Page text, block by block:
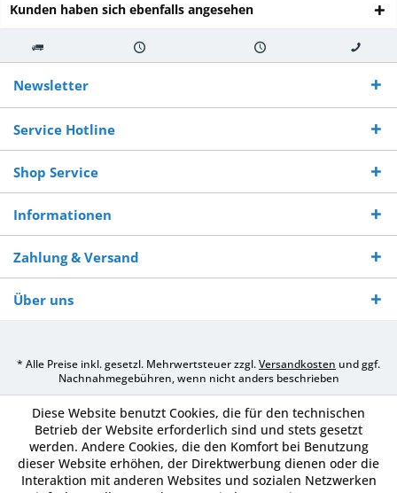
Kunden haben sich ebenfalls angesehen
Kostenloser
Versand ab €
250,-
Versand innerhalb von Versand von So erreichen
Sie uns 0160
970 511 90
Newsletter
Service Hotline
Shop Service
Informationen
Zahlung & Versand
Über uns
* Alle Preise inkl. gesetzl. Mehrwertsteuer zzgl.Versandkosten und ggf.
Nachnahmegebühren, wenn nicht anders beschrieben
Diese Website benutzt Cookies, die für den technischen
Betrieb der Website erforderlich sind und stets gesetzt
werden. Andere Cookies, die den Komfort bei Benutzung
dieser Website erhöhen, der Direktwerbung dienen oder die
Interaktion mit anderen Websites und sozialen Netzwerken